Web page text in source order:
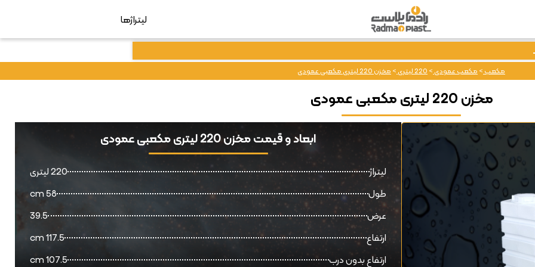
لیتراژها
مکعب>مکعب عمودی>220 لیتری >مخزن 220 لیتری مکعبی عمودی
مخزن 220 لیتری مکعبی عمودی
ابعاد و قیمت مخزن 220 لیتری مکعبی عمودی
لیتراژ
220 لیتری
طول
58 cm
عرض
39.5
ارتفاع
117.5 cm
ارتفاع بدون درب
107.5 cm